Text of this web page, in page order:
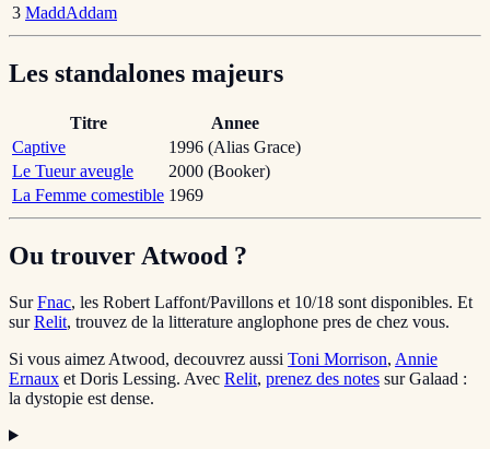
3 MaddAddam
Les standalones majeurs
Titre
Annee
Captive
1996 (Alias Grace)
Le Tueur aveugle
2000 (Booker)
La Femme comestible 1969
Ou trouver Atwood ?
SurFnac, les Robert Laffont/Pavillons et 10/18 sont disponibles. Et
surRelit, trouvez de la litterature anglophone pres de chez vous.
Si vous aimez Atwood, decouvrez aussi Toni Morrison, Annie
Ernaux et Doris Lessing. Avec Relit, prenez des notes sur Galaad :
la dystopie est dense.